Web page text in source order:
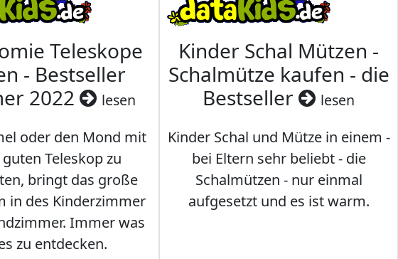
Teleskope
- Bestseller
2022
lesen
oder den Mond mit
Teleskop zu
bringt das große
in des Kinderzimmer
Immer was
zu entdecken.
Kinder Schal Mützen -
Schalmütze kaufen - die
Bestseller
lesen
Kinder Schal und Mütze in einem -
bei Eltern sehr beliebt - die
Schalmützen - nur einmal
aufgesetzt und es ist warm.